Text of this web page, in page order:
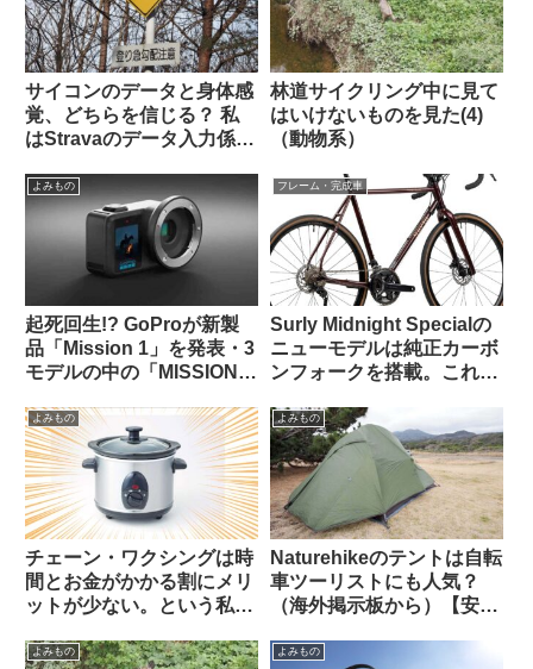
サイコンのデータと身体感
覚、どちらを信じる？ 私
はStravaのデータ入力係に
（海外掲示板から）
林道サイクリング中に見て
はいけないものを見た(4)
（動物系）
よみもの
起死回生!? GoProが新製
品「Mission 1」を発表・3
モデルの中の「MISSION 1
でm43対応。でもこれって
誰向けのカメラなの？（海
外掲示板から）
フレーム・完成車
Surly Midnight Specialの
ニューモデルは純正カーボ
ンフォークを搭載。これで
よみもの
チェーン・ワクシングは時
間とお金がかかる割にメリ
ットが少ない。という私の
ト？】（海外掲示板から）
よみもの
Naturehikeのテントは自転
車ツーリストにも人気？
（海外掲示板から）【安
泣かない価格】
よみもの よみもの